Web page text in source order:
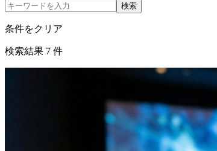
検索
条件をクリア
検索結果 7 件